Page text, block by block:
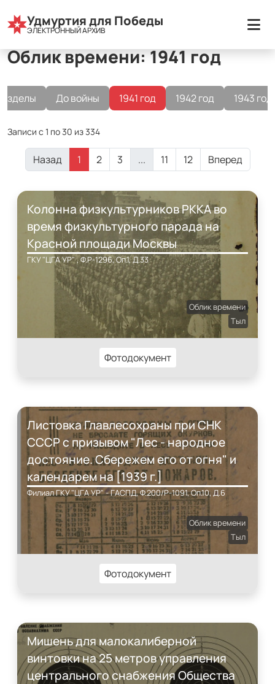
Удмуртия для Победы
ЭЛЕКТРОННЫЙ АРХИВ
Все разделы Облик времени 1941 год
Облик времени: 1941 год
До войны 1941 год 1942 год 1943 год
Записи с 1 по 30 из 334
Назад 1 2 3 ... 11 12 Вперед
Колонна физкультурников РККА во
время физкультурного парада на
Красной площади Москвы
ГКУ "ЦГА УР" , Ф.Р-1296, Оп.1, Д.33
Облик времени
Тыл
Фотодокумент
Листовка Главлесохраны при СНК
СССР с призывом "Лес - народное
достояние. Сбережем его от огня" и
календарем на [1939 г.]
Филиал ГКУ "ЦГА УР" - ГАСПД, Ф.200/Р-1091, Оп.10, Д.6
Облик времени
Тыл
Фотодокумент
Мишень для малокалиберной
винтовки на 25 метров управления
центрального снабжения Общества